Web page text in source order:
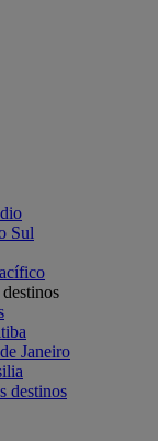
Sul
Janeiro
destinos